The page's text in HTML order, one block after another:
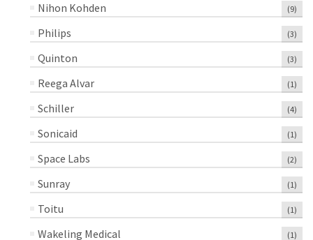
Nihon Kohden (9)
Philips (3)
Quinton (3)
Reega Alvar (1)
Schiller (4)
Sonicaid (1)
Space Labs (2)
Sunray (1)
Toitu (1)
Wakeling Medical (1)